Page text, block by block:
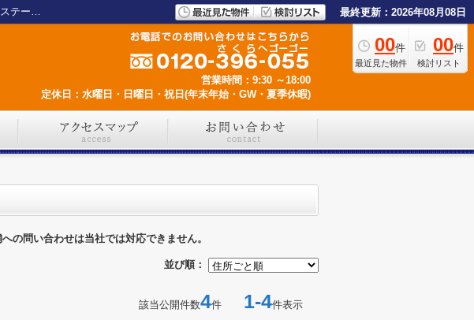
玉名郡長洲町の施設一覧｜大牟田の不動産売却・売買ならERA LIXIL不動産ショップ さくらエステート 大牟田店 最終更新：2026年08月08日
00件
最近見た物件
00件
検討リスト
営業時間：9:30 ～18:00
定休日：水曜日・日曜日・祝日(年末年始・GW・夏季休暇)
の問い合わせは当社では対応できません。
並び順：
該当公開件数4件 1-4件表示